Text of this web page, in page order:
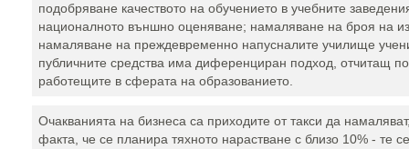
подобряване качеството на обучението в учебните
националното външно оценяване; намаляване на броя на
намаляване на преждевременно напусналите училище
публичните средства има диференциран подход, отчитащ
работещите в сферата на образованието.
Очакванията на бизнеса са приходите от такси да
факта, че се планира тяхното нарастване с близо 10% - те